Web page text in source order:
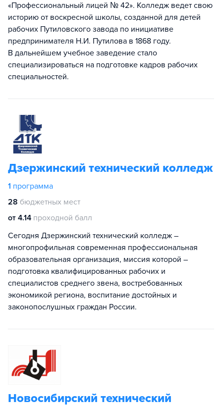
«Профессиональный лицей № 42». Колледж ведет свою
историю от воскресной школы, созданной для детей
рабочих Путиловского завода по инициативе
предпринимателя Н.И. Путилова в 1868 году.
В дальнейшем учебное заведение стало
специализироваться на подготовке кадров рабочих
специальностей.
Дзержинский технический колледж
1 программа
28 бюджетных мест
от 4.14 проходной балл
Сегодня Дзержинский технический колледж –
многопрофильная современная профессиональная
образовательная организация, миссия которой –
подготовка квалифицированных рабочих и
специалистов среднего звена, востребованных
экономикой региона, воспитание достойных и
законопослушных граждан России.
Новосибирский технический